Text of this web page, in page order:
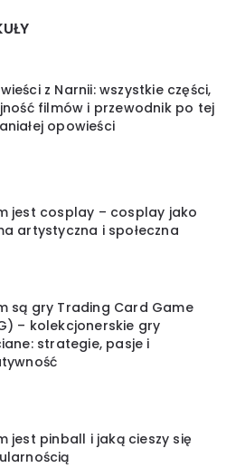
z Narnii: wszystkie części,
filmów i przewodnik po tej
opowieści
jest cosplay – cosplay jako
artystyczna i społeczna
są gry Trading Card Game
– kolekcjonerskie gry
strategie, pasje i
jest pinball i jaką cieszy się